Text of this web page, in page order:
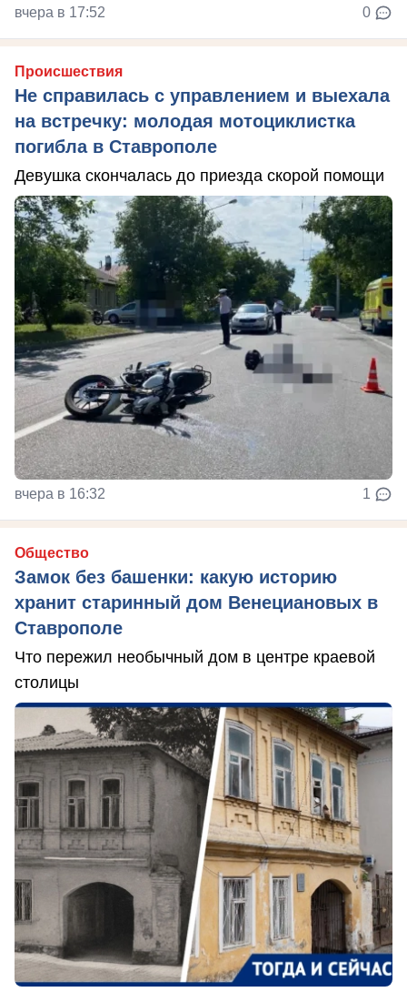
вчера в 17:52 0
Происшествия
Не справилась с управлением и выехала
на встречку: молодая мотоциклистка
погибла в Ставрополе
Девушка скончалась до приезда скорой помощи
вчера в 16:32 1
Общество
Замок без башенки: какую историю
хранит старинный дом Венециановых в
Ставрополе
Что пережил необычный дом в центре краевой
столицы